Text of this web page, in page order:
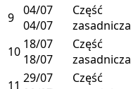
9 04/07
04/07
Część
zasadnicza
10 18/07
18/07
Część
zasadnicza
11 29/07
Część